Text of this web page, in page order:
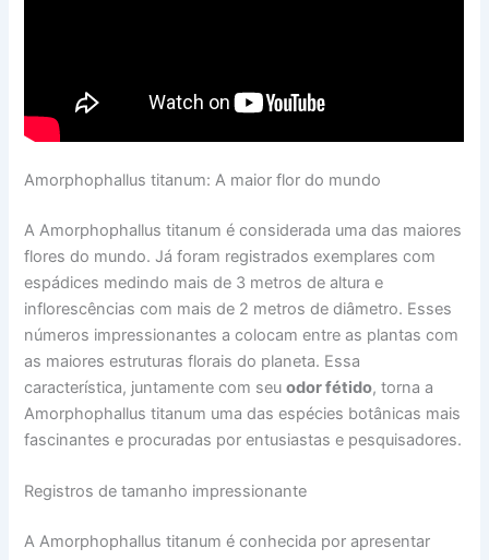
Amorphophallus titanum: A maior flor do mundo
A Amorphophallus titanum é considerada uma das maiores
flores do mundo. Já foram registrados exemplares com
espádices medindo mais de 3 metros de altura e
inflorescências com mais de 2 metros de diâmetro. Esses
números impressionantes a colocam entre as plantas com
as maiores estruturas florais do planeta. Essa
característica, juntamente com seuodor fétido, torna a
Amorphophallus titanum uma das espécies botânicas mais
fascinantes e procuradas por entusiastas e pesquisadores.
Registros de tamanho impressionante
A Amorphophallus titanum é conhecida por apresentar